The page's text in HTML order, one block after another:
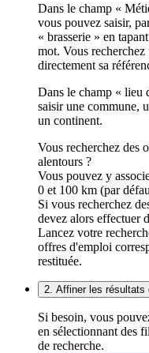
Dans le champ «
vous pouvez saisir,
« brasserie » en
mot. Vous recherchez
directement sa
Dans le champ « lieu
saisir une commune,
un continent.
Vous recherchez des
alentours ?
Vous pouvez y
0 et 100 km (par
Si vous recherchez
devez alors effectuer
Lancez votre
offres d'emploi
restituée.
2. Affiner les résultats
Si besoin, vous
en sélectionnant des
de recherche.